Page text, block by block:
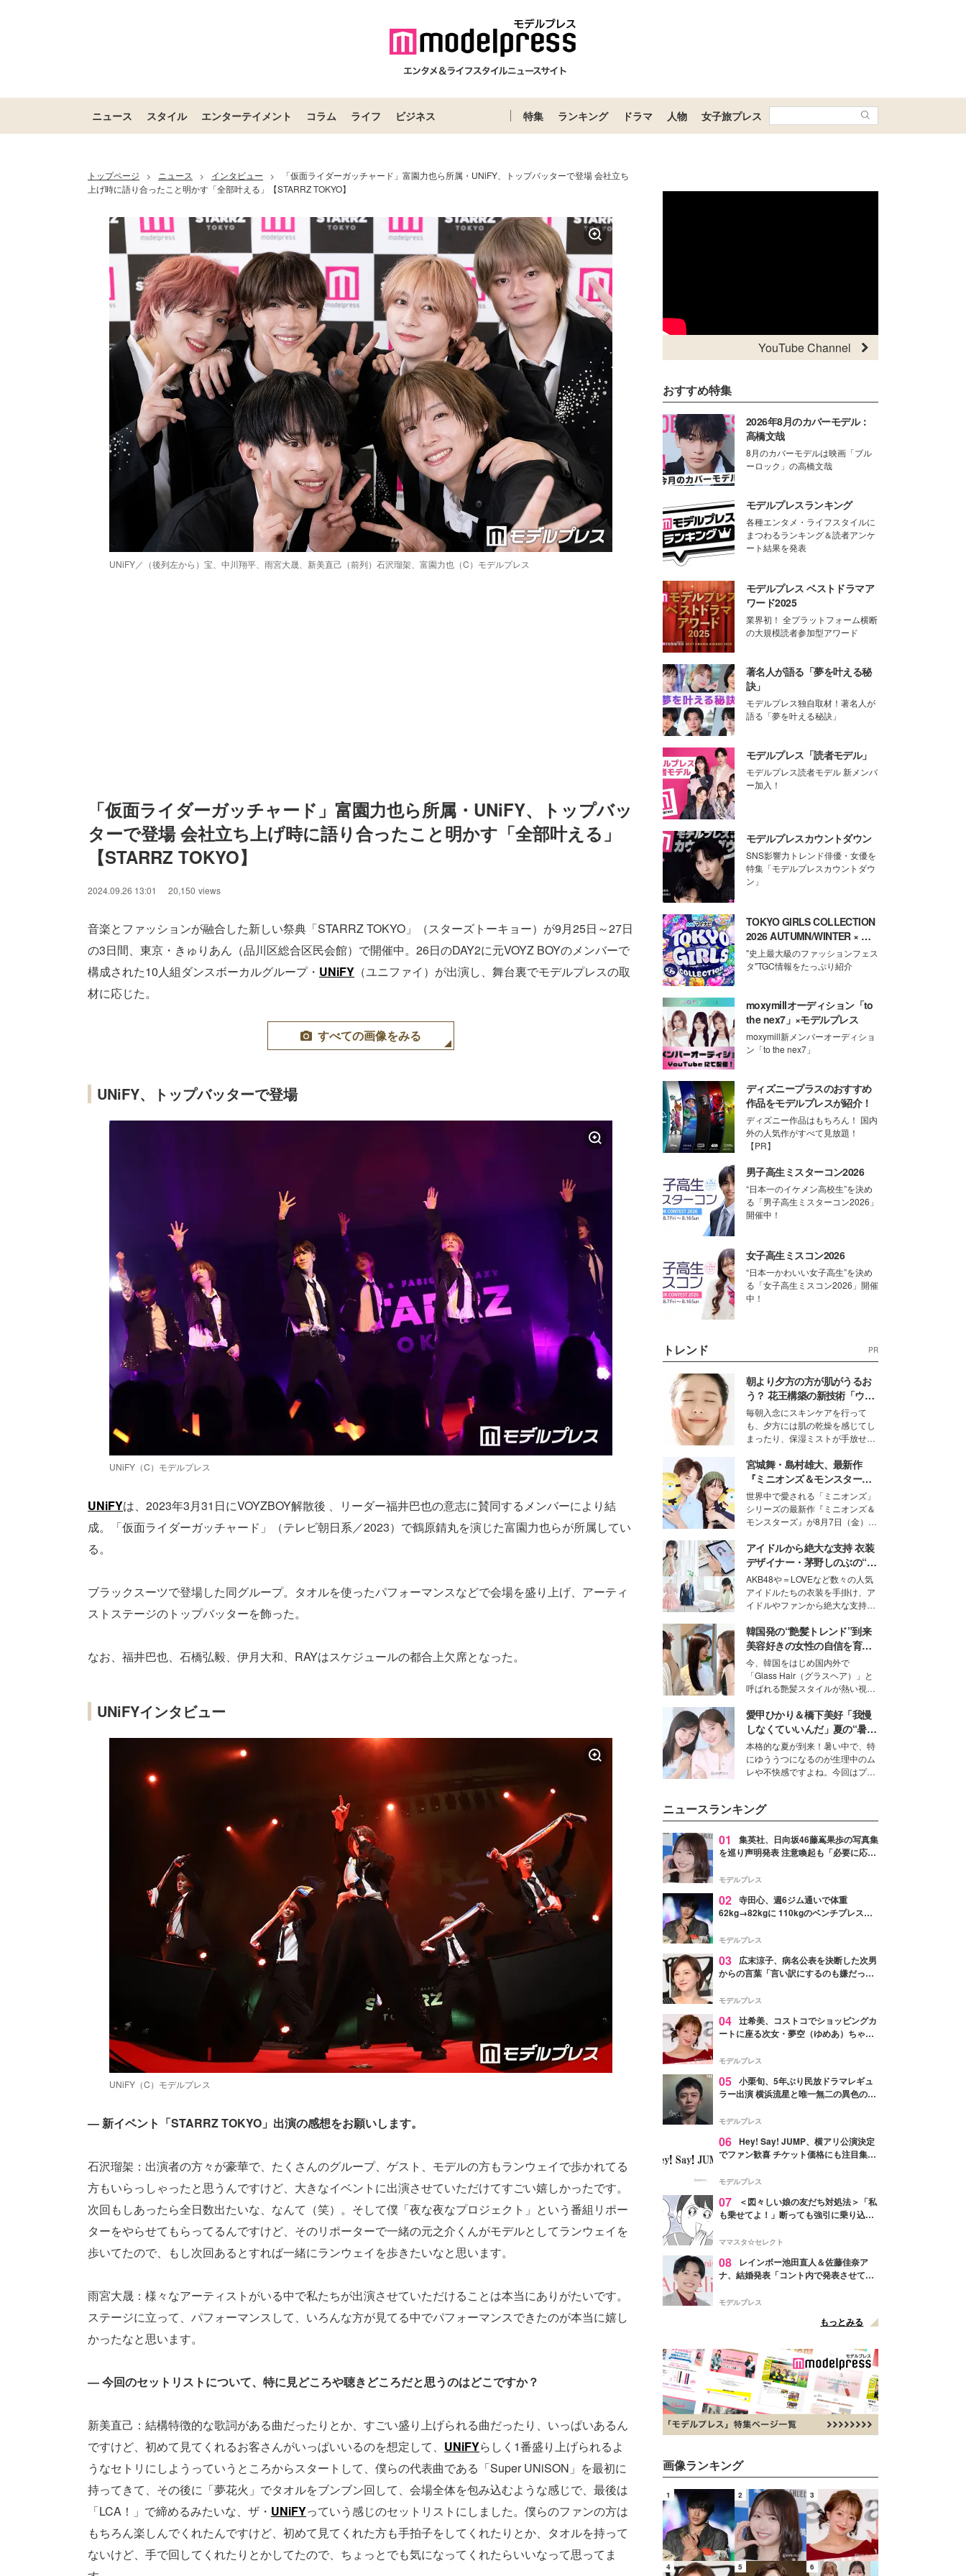
ニュース スタイル エンターテイメント コラム ライフ ビジネス 特集 ランキング ドラマ 人物 女子旅プレス
トップページ > ニュース > インタビュー >
「仮面ライダーガッチャード」富園力也ら所属・UNiFY、トップバッターで登場 会社立ち
上げ時に語り合ったこと明かす「全部叶える」【STARRZ TOKYO】
UNiFY／（後列左から）宝、中川翔平、雨宮大晟、新美直己（前列）石沢瑠架、富園力也（C）モデルプレス
「仮面ライダーガッチャード」富園力也ら所属・UNiFY、トップバッ
ターで登場 会社立ち上げ時に語り合ったこと明かす「全部叶える」
【STARRZ TOKYO】
2024.09.26 13:01 20,150 views
音楽とファッションが融合した新しい祭典「STARRZ TOKYO」（スターズトーキョー）が9月25日～27日
の3日間、東京・きゅりあん（品川区総合区民会館）で開催中。26日のDAY2に元VOYZ BOYのメンバーで
構成された10人組ダンスボーカルグループ・ UNiFY （ユニファイ）が出演し、舞台裏でモデルプレスの取
材に応じた。
すべての画像をみる
UNiFY、トップバッターで登場
UNiFY（C）モデルプレス
UNiFYは、2023年3月31日にVOYZBOY解散後 、リーダー福井巴也の意志に賛同するメンバーにより結
成。「仮面ライダーガッチャード」（テレビ朝日系／2023）で鶴原錆丸を演じた富園力也らが所属してい
る。
ブラックスーツで登場した同グループ。タオルを使ったパフォーマンスなどで会場を盛り上げ、アーティ
ストステージのトップバッターを飾った。
なお、福井巴也、石橋弘毅、伊月大和、RAYはスケジュールの都合上欠席となった。
UNiFYインタビュー
UNiFY（C）モデルプレス
― 新イベント「STARRZ TOKYO」出演の感想をお願いします。
石沢瑠架：出演者の方々が豪華で、たくさんのグループ、ゲスト、モデルの方もランウェイで歩かれてる
方もいらっしゃったと思うんですけど、大きなイベントに出演させていただけてすごい嬉しかったです。
次回もしあったら全日数出たいな、なんて（笑）。そして僕「夜な夜なプロジェクト」という番組リポー
ターをやらせてもらってるんですけど、そのリポーターで一緒の元之介くんがモデルとしてランウェイを
歩いてたので、もし次回あるとすれば一緒にランウェイを歩きたいなと思います。
雨宮大晟：様々なアーティストがいる中で私たちが出演させていただけることは本当にありがたいです。
ステージに立って、パフォーマンスして、いろんな方が見てる中でパフォーマンスできたのが本当に嬉し
かったなと思います。
― 今回のセットリストについて、特に見どころや聴きどころだと思うのはどこですか？
新美直己：結構特徴的な歌詞がある曲だったりとか、すごい盛り上げられる曲だったり、いっぱいあるん
ですけど、初めて見てくれるお客さんがいっぱいいるのを想定して、 UNiFYらしく1番盛り上げられるよ
うなセトリにしようっていうところからスタートして、僕らの代表曲である「Super UNiSON」を最初に
持ってきて、その後に「夢花火」でタオルをブンブン回して、会場全体を包み込むような感じで、最後は
「LCA！」で締めるみたいな、ザ・ UNiFYっていう感じのセットリストにしました。僕らのファンの方は
もちろん楽しんでくれたんですけど、初めて見てくれた方も手拍子をしてくれたりとか、タオルを持って
ないけど、手で回してくれたりとかしてたので、ちょっとでも気になってくれたらいいなって思ってま
YouTube Channel
おすすめ特集
2026年8月のカバーモデル：
高橋文哉
8月のカバーモデルは映画「ブル
ーロック」の高橋文哉
モデルプレスランキング
各種エンタメ・ライフスタイルに
まつわるランキング＆読者アンケ
ート結果を発表
モデルプレス ベストドラマア
ワード2025
業界初！ 全プラットフォーム横断
の大規模読者参加型アワード
著名人が語る「夢を叶える秘
訣」
モデルプレス独自取材！著名人が
語る「夢を叶える秘訣」
モデルプレス「読者モデル」
モデルプレス読者モデル 新メンバ
ー加入！
モデルプレスカウントダウン
SNS影響力トレンド俳優・女優を
特集「モデルプレスカウントダウ
ン」
TOKYO GIRLS COLLECTION
2026 AUTUMN/WINTER × モ
デルプレス
"史上最大級のファッションフェス
タ"TGC情報をたっぷり紹介
moxymillオーディション「to
the nex7」×モデルプレス
moxymill新メンバーオーディショ
ン「to the nex7」
ディズニープラスのおすすめ
作品をモデルプレスが紹介！
ディズニー作品はもちろん！ 国内
外の人気作がすべて見放題！
【PR】
男子高生ミスターコン2026
“日本一のイケメン高校生”を決め
る「男子高生ミスターコン2026」
開催中！
女子高生ミスコン2026
“日本一かわいい女子高生”を決め
る「女子高生ミスコン2026」開催
中！
トレンド PR
朝より夕方の方が肌がうるお
う？ 花王構築の新技術「ウォ
ーターキャプチャリングスキ
ン（捕水肌）」がスキンケア
の常識を変える予感
毎朝入念にスキンケアを行って
も、夕方には肌の乾燥を感じてし
まったり、保湿ミストが手放せな
な美容の常識を大きく変える可能
性を秘めた、革新的な「Water
Capturing Skin（ウォーターキャ
プチャリングスキン：捕水肌）」
技術を、花王が構築した。
宮城舞・島村雄大、最新作
『ミニオンズ＆モンスター
ズ』の魅力熱弁 ハチャメチャ
だけじゃない“友情と絆”に感
動
世界中で愛される「ミニオンズ」
シリーズの最新作『ミニオンズ＆
モンスターズ』が8月7日（金）に
ニオン好き”という共通点を持つモ
デルの宮城舞と島村雄大の特別対
談をお届け！それぞれの視点か
ら、今作ならではの魅力や予想外
の感動をもたらす奥深いストーリ
ーについて熱く語り合ってもらっ
た。
アイドルから絶大な支持 衣装
デザイナー・茅野しのぶの“可
愛い”を作る美学＜「シチズン
クロスシー」インタビュー＞
AKB48や＝LOVEなど数々の人気
アイドルたちの衣装を手掛け、ア
イドルやファンから絶大な支持を
取締役兼クリエイティブディレク
ター・茅野しのぶ。一人ひとりの
個性に寄り添い、魅力を引き出す
衣装作りは、多くの女性たちに勇
気と自信を与え続けている。
韓国発の“艶髪トレンド”到来
美容好きの女性の自信を育む
「ヘアケア事情」って？
今、韓国をはじめ国内外で
「Glass Hair（グラスヘア）」と
呼ばれる艶髪スタイルが熱い視線
ションの完成度を高めるベースと
して、“髪そのものの美しさ”に改
めて注目する人が増えている様
子。今回は、そんな憧れの艶やか
な髪を日常で叶える、美容好きの
女性たちのヘアケア事情を紹介し
愛甲ひかり＆橋下美好「我慢
しなくていいんだ」夏の“暑さ
対策”の新しい選択肢とは？
本格的な夏が到来！暑い中で、特
にゆううつになるのが生理中のム
レや不快感ですよね。今回はプラ
好さんを迎えて本音で女子会トー
ク。猛暑のお出かけを快適に過ご
すヒントや、2人が感動した夏の
生理の新常識にも迫りました。
ニュースランキング
01
集英社、日向坂46藤嶌果歩の写真集
を巡り声明発表 注意喚起も「必要に応じ
モデルプレス
02 寺田心、週6ジム通いで体重
62kg→82kgに 110kgのベンチプレス持
「かっこいい」と反響
モデルプレス
03
広末涼子、病名公表を決断した次男
からの言葉「言い訳にするのも嫌だっ
モデルプレス
04 辻希美、コストコでショッピングカ
ートに座る次女・夢空（ゆめあ）ちゃん
ぎ」「成長を感じる」の声
モデルプレス
05 小栗旬、5年ぶり民放ドラマレギュ
ラー出演 横浜流星と唯一無二の異色のバ
モデルプレス
06 Hey! Say! JUMP、横アリ公演決定
でファン歓喜 チケット価格にも注目集ま
モデルプレス
07
＜図々しい娘の友だち対処法＞「私
も乗せてよ！」断っても強引に乗り込ん
ママスタ☆セレクト
08
レインボー池田直人＆佐藤佳奈ア
ナ、結婚発表「コント内で発表させてい
点変更のため
モデルプレス
もっとみる
画像ランキング
1 2 3
4 5 6